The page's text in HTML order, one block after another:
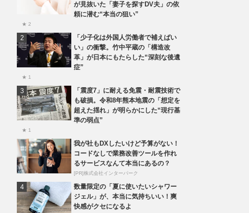
が見抜いた「妻子を探すDV夫」の依
頼に潜む“本当の狙い”
★ 2
「少子化は外国人労働者で補えばい
い」の衝撃。竹中平蔵の「構造改
革」が日本にもたらした“深刻な後遺
症”
★ 1
「震度7」に耐える免震・耐震技術で
も破損。令和8年熊本地震の「想定を
超えた揺れ」が明らかにした“現行基
準の弱点”
★ 1
我が社もDXしたいけど予算がない！
コードなしで業務改善ツールを作れ
るサービスなんて本当にあるの？
[PR]株式会社インターパーク
数量限定の「夏に使いたいシャワー
ジェル」が、本当に気持ちいい！爽
快感がクセになるよ